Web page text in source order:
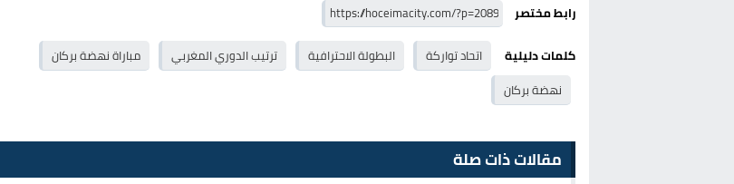
رابط مختصر
كلمات دليلية
اتحاد تواركة البطولة الاحترافية ترتيب الدوري المغربي
مباراة نهضة بركان
نهضة بركان
مقالات ذات صلة